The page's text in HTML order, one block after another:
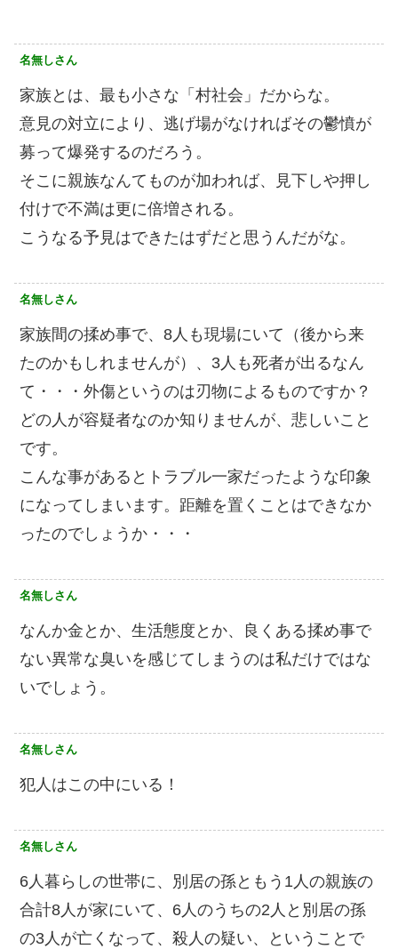
名無しさん
家族とは、最も小さな「村社会」だからな。
意見の対立により、逃げ場がなければその鬱憤が
募って爆発するのだろう。
そこに親族なんてものが加われば、見下しや押し
付けで不満は更に倍増される。
こうなる予見はできたはずだと思うんだがな。
名無しさん
家族間の揉め事で、8人も現場にいて（後から来
たのかもしれませんが）、3人も死者が出るなん
て・・・外傷というのは刃物によるものですか？
どの人が容疑者なのか知りませんが、悲しいこと
です。
こんな事があるとトラブル一家だったような印象
になってしまいます。距離を置くことはできなか
ったのでしょうか・・・
名無しさん
なんか金とか、生活態度とか、良くある揉め事で
ない異常な臭いを感じてしまうのは私だけではな
いでしょう。
名無しさん
犯人はこの中にいる！
名無しさん
6人暮らしの世帯に、別居の孫ともう1人の親族の
合計8人が家にいて、6人のうちの2人と別居の孫
の3人が亡くなって、殺人の疑い、ということで